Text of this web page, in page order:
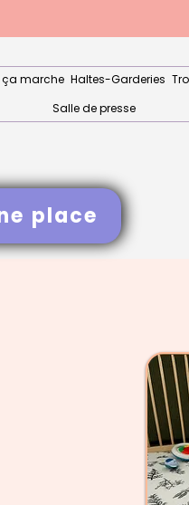
marche Haltes-Garderies
Salle de presse
place